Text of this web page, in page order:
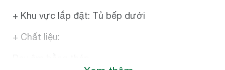
+ Khu vực lắp đặt: Tủ bếp dưới
+ Chất liệu: